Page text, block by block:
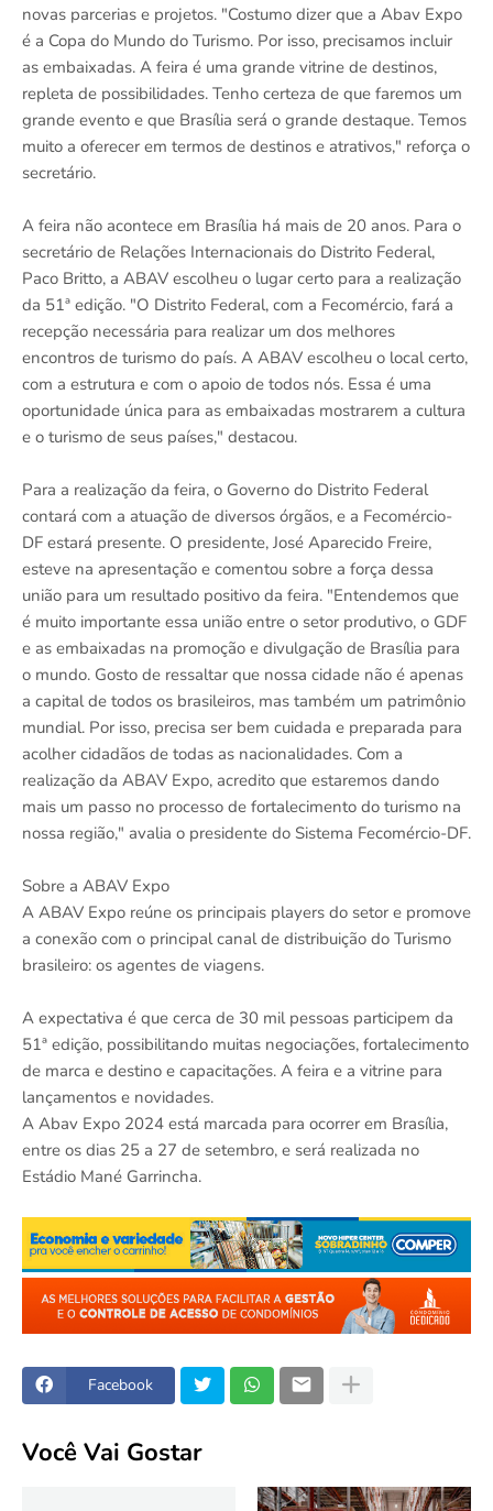
novas parcerias e projetos. "Costumo dizer que a Abav Expo
é a Copa do Mundo do Turismo. Por isso, precisamos incluir
as embaixadas. A feira é uma grande vitrine de destinos,
repleta de possibilidades. Tenho certeza de que faremos um
grande evento e que Brasília será o grande destaque. Temos
muito a oferecer em termos de destinos e atrativos," reforça o
secretário.
A feira não acontece em Brasília há mais de 20 anos. Para o
secretário de Relações Internacionais do Distrito Federal,
Paco Britto, a ABAV escolheu o lugar certo para a realização
da 51ª edição. "O Distrito Federal, com a Fecomércio, fará a
recepção necessária para realizar um dos melhores
encontros de turismo do país. A ABAV escolheu o local certo,
com a estrutura e com o apoio de todos nós. Essa é uma
oportunidade única para as embaixadas mostrarem a cultura
e o turismo de seus países," destacou.
Para a realização da feira, o Governo do Distrito Federal
contará com a atuação de diversos órgãos, e a Fecomércio-
DF estará presente. O presidente, José Aparecido Freire,
esteve na apresentação e comentou sobre a força dessa
união para um resultado positivo da feira. "Entendemos que
é muito importante essa união entre o setor produtivo, o GDF
e as embaixadas na promoção e divulgação de Brasília para
o mundo. Gosto de ressaltar que nossa cidade não é apenas
a capital de todos os brasileiros, mas também um patrimônio
mundial. Por isso, precisa ser bem cuidada e preparada para
acolher cidadãos de todas as nacionalidades. Com a
realização da ABAV Expo, acredito que estaremos dando
mais um passo no processo de fortalecimento do turismo na
nossa região," avalia o presidente do Sistema Fecomércio-DF.
Sobre a ABAV Expo
A ABAV Expo reúne os principais players do setor e promove
a conexão com o principal canal de distribuição do Turismo
brasileiro: os agentes de viagens.
A expectativa é que cerca de 30 mil pessoas participem da
51ª edição, possibilitando muitas negociações, fortalecimento
de marca e destino e capacitações. A feira e a vitrine para
lançamentos e novidades.
A Abav Expo 2024 está marcada para ocorrer em Brasília,
entre os dias 25 a 27 de setembro, e será realizada no
Estádio Mané Garrincha.
Facebook
Você Vai Gostar